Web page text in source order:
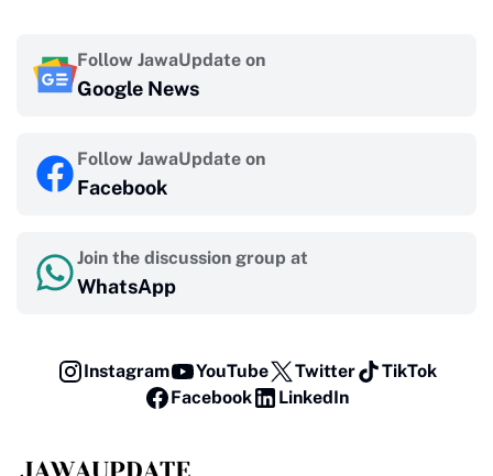
Follow JawaUpdate on
Google News
Follow JawaUpdate on
Facebook
Join the discussion group at
WhatsApp
Instagram YouTube Twitter
TikTok
Facebook
LinkedIn